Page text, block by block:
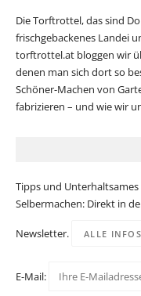
Die Torftrottel, das sind
frischgebackenes Landei
torftrottel.at bloggen wir
denen man sich dort so
Schöner-Machen von
fabrizieren – und wie wir
Tipps und
Selbermachen: Direkt in
Newsletter. ALLE
E-Mail: